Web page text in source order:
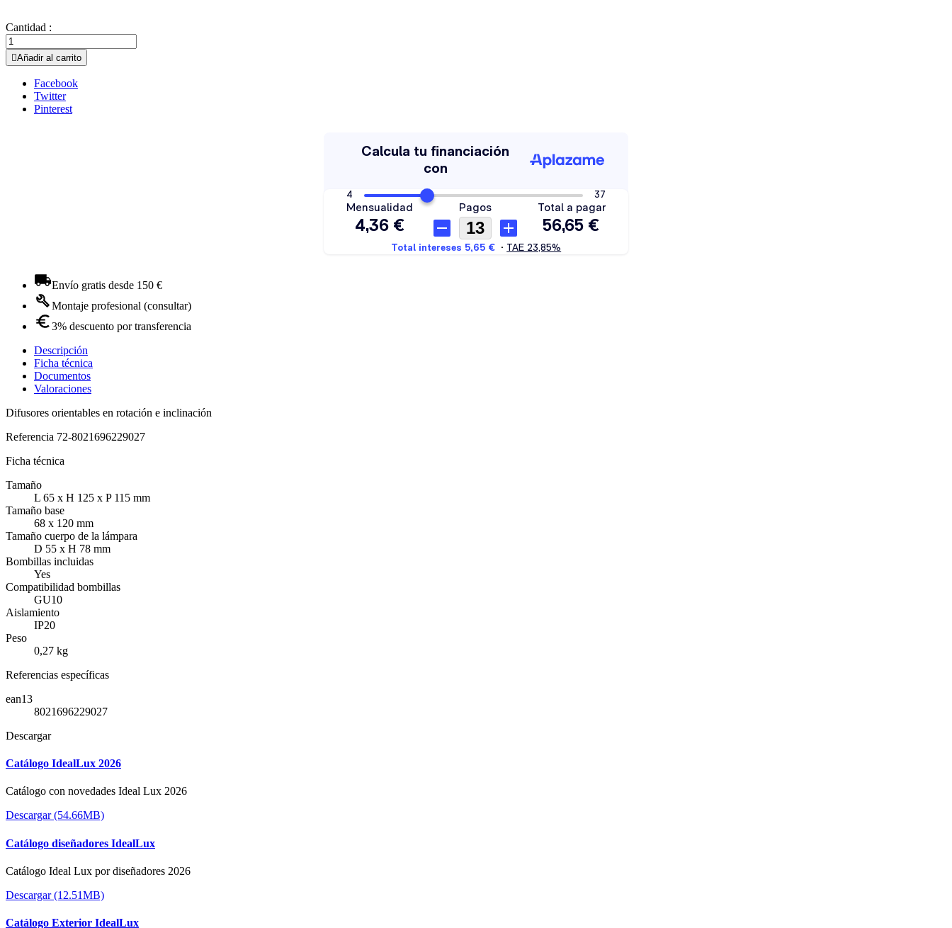
Cantidad :
Añadir al carrito
Facebook
Twitter
Pinterest
Envío gratis desde 150 €
Montaje profesional (consultar)
3% descuento por transferencia
Descripción
Ficha técnica
Documentos
Valoraciones
Difusores orientables en rotación e inclinación
Referencia 72-8021696229027
Ficha técnica
Tamaño
L 65 x H 125 x P 115 mm
Tamaño base
68 x 120 mm
Tamaño cuerpo de la lámpara
D 55 x H 78 mm
Bombillas incluidas
Yes
Compatibilidad bombillas
GU10
Aislamiento
IP20
Peso
0,27 kg
Referencias específicas
ean13
8021696229027
Descargar
Catálogo IdealLux 2026
Catálogo con novedades Ideal Lux 2026
Descargar (54.66MB)
Catálogo diseñadores IdealLux
Catálogo Ideal Lux por diseñadores 2026
Descargar (12.51MB)
Catálogo Exterior IdealLux